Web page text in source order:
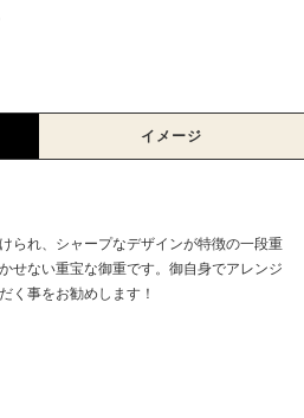
イメージ
られ、シャープなデザインが特徴の一段重
せない重宝な御重です。御自身でアレンジ
く事をお勧めします！